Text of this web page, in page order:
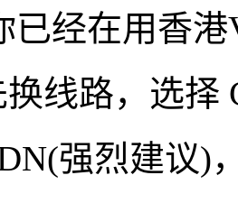
在用香港
路，选择
强烈建议)